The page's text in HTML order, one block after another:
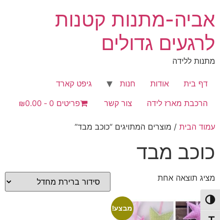
הפעל/כבה ניגודיות גבוהה
לתוכן
אביה-מתנות קטנות
לרגעים גדולים
מתנות ללידה
דף בית אודות חנות
גיפט קארד
הרכבת מארז לידה
צור קשר פריטים 0 ₪0.00
עמוד הבית / מוצרים המתויגים “כוכב מבד”
כוכב מבד
מציג תוצאה אחת
מבצע!